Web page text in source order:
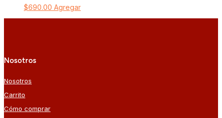
$690.00 Agregar
Nosotros
Nosotros
Carrito
Cómo comprar